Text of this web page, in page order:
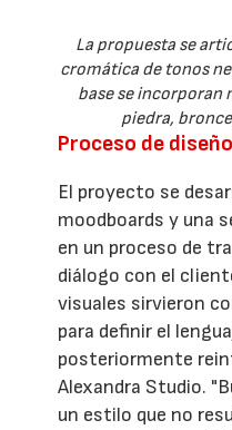
La propuesta se
cromática de tonos
base se incorporan
piedra,
Proceso de
El proyecto se
moodboards y una
en un proceso de
diálogo con el
visuales sirvieron
para definir el
posteriormente
Alexandra Studio.
un estilo que no